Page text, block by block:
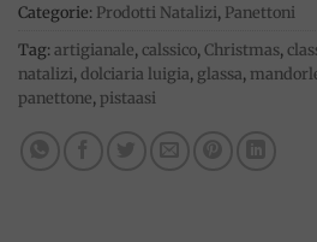
Categorie: Prodotti Natalizi, Panettoni
Tag:artigianale,calssico,Christmas,
natalizi,dolciaria luigia, glassa,
panettone,pistaasi